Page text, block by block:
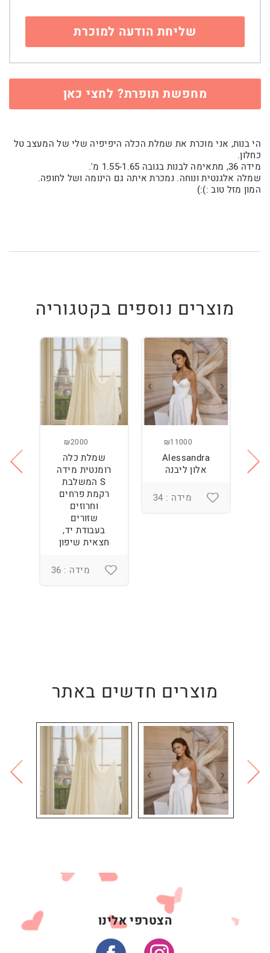
מחפשת תופרת? לחצי כאן
הי בנות, אני מוכרת את שמלת הכלה היפיפיה שלי של המעצב טל
כחלון.
מידה 36, מתאימה לבנות בגובה 1.55-1.65 מ'.
שמלה אלגנטית ונוחה. נמכרת איתה גם הינומה ושל לחופה.
המון מזל טוב :):)
מוצרים נוספים בקטגוריה
₪11000
Alessandra
אלון ליבנה
מידה : 34
₪2000
שמלת כלה
רומנטית מידה
S המשלבת
רקמת פרחים
וחרוזים
שזורים
בעבודת יד,
חצאית שיפון
מידה : 36
מוצרים חדשים באתר
הצטרפי אלינו